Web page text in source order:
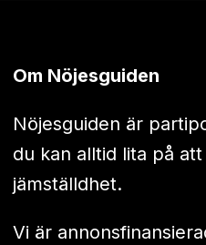
Om Nöjesguiden
Nöjesguiden är
du kan alltid lita på
jämställdhet.
Vi är